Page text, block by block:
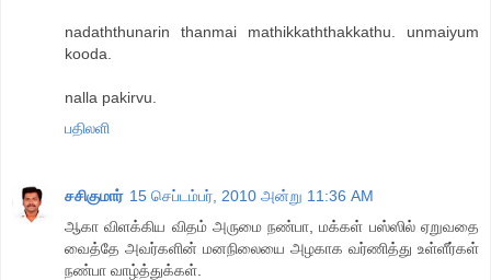
nadaththunarin thanmai mathikkaththakkathu. unmaiyum
kooda.
nalla pakirvu.
பதிலளி
சசிகுமார் 15 செப்டம்பர், 2010 அன்று 11:36 AM
ஆகா விளக்கிய விதம் அருமை நண்பா, மக்கள் பஸ்ஸில் ஏறுவதை
வைத்தே அவர்களின் மனநிலையை அழகாக வர்ணித்து உள்ளீர்கள்
நண்பா வாழ்த்துக்கள்.